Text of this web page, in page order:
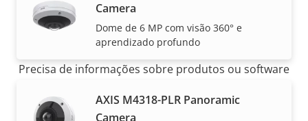
Camera
Dome de 6 MP com visão 360° e
aprendizado profundo
AXIS M4318-PLR Panoramic
Camera
Suporte e recursos
Precisa de informações sobre produtos ou software